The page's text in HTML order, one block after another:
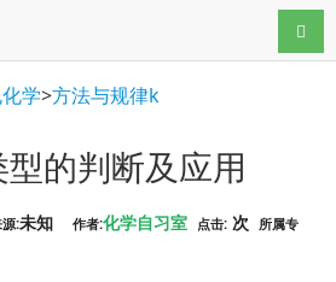
导航
学>方法与规律k
的判断及应用
:未知 作者:化学自习室 点击: 次
所属专